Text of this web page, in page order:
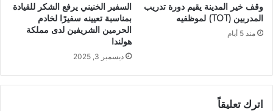
وقف خير المدينة يقيم دورة تدريب
المدربين (TOT) لموظفيه
منذ 5 أيام
السفير الخنيني يرفع الشكر للقيادة
بمناسبة تعيينه سفيرًا لخادم
الحرمين الشريفين لدى مملكة
هولندا
ديسمبر 3, 2025
اترك تعليقاً